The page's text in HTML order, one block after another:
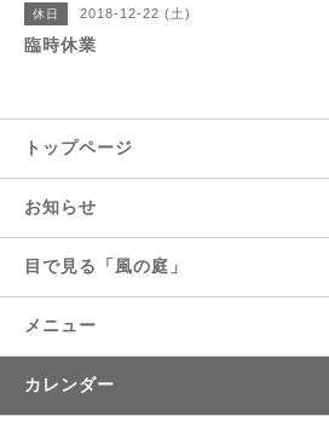
休日 2018-12-22 (土)
臨時休業
トップページ
お知らせ
目で見る「風の庭」
メニュー
カレンダー